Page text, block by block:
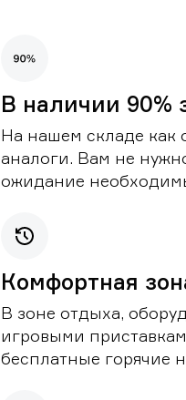
В наличии 90%
На нашем складе как
аналоги. Вам не
ожидание
Комфортная
В зоне отдыха,
игровыми
бесплатные горячие